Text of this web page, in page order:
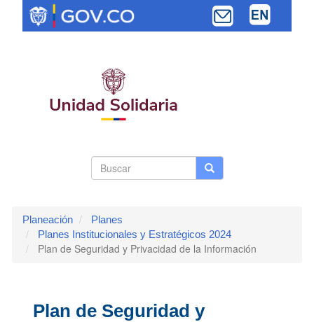
contenido
Buscar Buscar
Planeación
Planes
Planes Institucionales y Estratégicos 2024
Plan de Seguridad y Privacidad de la Información
Plan de Seguridad y